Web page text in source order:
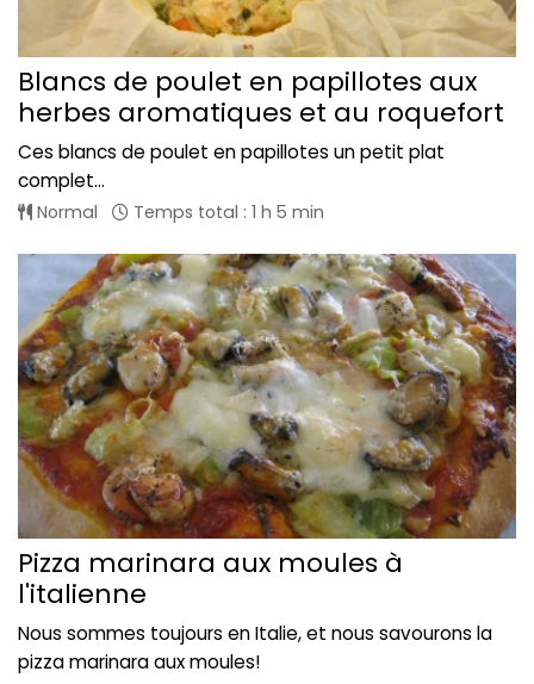
Blancs de poulet en papillotes aux
herbes aromatiques et au roquefort
Ces blancs de poulet en papillotes un petit plat
complet...
Normal Temps total : 1 h 5 min
Pizza marinara aux moules à
l'italienne
Nous sommes toujours en Italie, et nous savourons la
pizza marinara aux moules!